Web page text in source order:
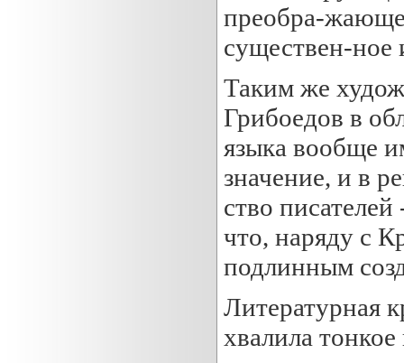
преобра-
существен-ное
Таким же
Грибоедов в
языка вообще
значение, и в
ство
что, наряду с
подлинным
Литературная
хвалила